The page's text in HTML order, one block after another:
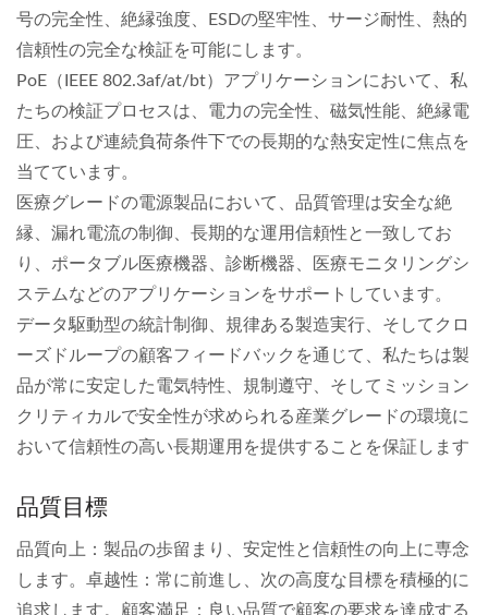
号の完全性、絶縁強度、ESDの堅牢性、サージ耐性、熱的
信頼性の完全な検証を可能にします。
PoE（IEEE 802.3af/at/bt）アプリケーションにおいて、私
たちの検証プロセスは、電力の完全性、磁気性能、絶縁電
圧、および連続負荷条件下での長期的な熱安定性に焦点を
当てています。
医療グレードの電源製品において、品質管理は安全な絶
縁、漏れ電流の制御、長期的な運用信頼性と一致してお
り、ポータブル医療機器、診断機器、医療モニタリングシ
ステムなどのアプリケーションをサポートしています。
データ駆動型の統計制御、規律ある製造実行、そしてクロ
ーズドループの顧客フィードバックを通じて、私たちは製
品が常に安定した電気特性、規制遵守、そしてミッション
クリティカルで安全性が求められる産業グレードの環境に
おいて信頼性の高い長期運用を提供することを保証します
品質目標
品質向上：製品の歩留まり、安定性と信頼性の向上に専念
します。卓越性：常に前進し、次の高度な目標を積極的に
追求します。顧客満足：良い品質で顧客の要求を達成する